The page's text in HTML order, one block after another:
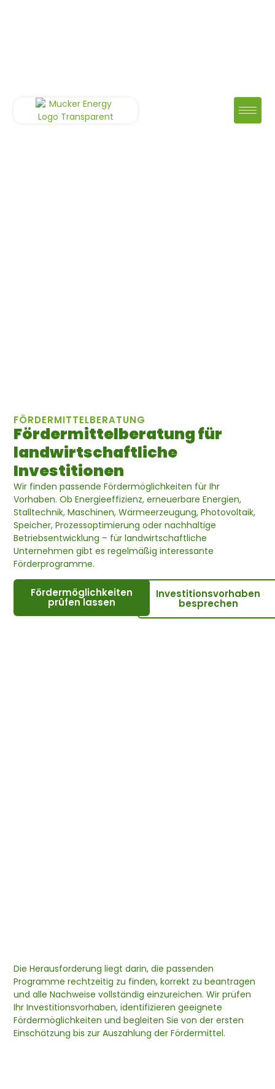
FÖRDERMITTELBERATUNG
Fördermittelberatung für
landwirtschaftliche
Investitionen
Wir finden passende Fördermöglichkeiten für Ihr
Vorhaben. Ob Energieeffizienz, erneuerbare Energien,
Stalltechnik, Maschinen, Wärmeerzeugung, Photovoltaik,
Speicher, Prozessoptimierung oder nachhaltige
Betriebsentwicklung – für landwirtschaftliche
Unternehmen gibt es regelmäßig interessante
Förderprogramme.
Fördermöglichkeiten
prüfen lassen
Investitionsvorhaben
besprechen
Die Herausforderung liegt darin, die passenden
Programme rechtzeitig zu finden, korrekt zu beantragen
und alle Nachweise vollständig einzureichen. Wir prüfen
Ihr Investitionsvorhaben, identifizieren geeignete
Fördermöglichkeiten und begleiten Sie von der ersten
Einschätzung bis zur Auszahlung der Fördermittel.